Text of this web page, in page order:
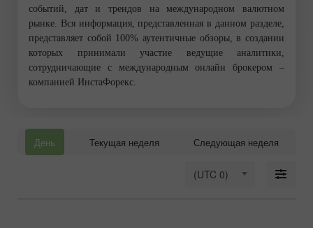
событий, дат и трендов на международном валютном
рынке. Вся информация, представленная в данном разделе,
представляет собой 100% аутентичные обзоры, в создании
которых принимали участие ведущие аналитики,
сотрудничающие с международным онлайн брокером –
компанией ИнстаФорекс.
День Текущая неделя Следующая неделя
(UTC 0)